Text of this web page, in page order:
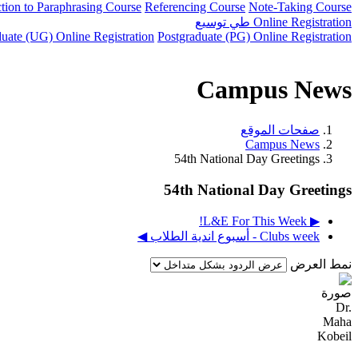
to Paraphrasing Course Referencing Course Note-Taking Course
Online Registration طي توسيع
(UG) Online Registration Postgraduate (PG) Online Registration
Campus News
صفحات الموقع
Campus News
54th National Day Greetings
54th National Day Greetings
▶︎ L&E For This Week!
Clubs week - أسبوع اندية الطلاب ◀︎
نمط العرض